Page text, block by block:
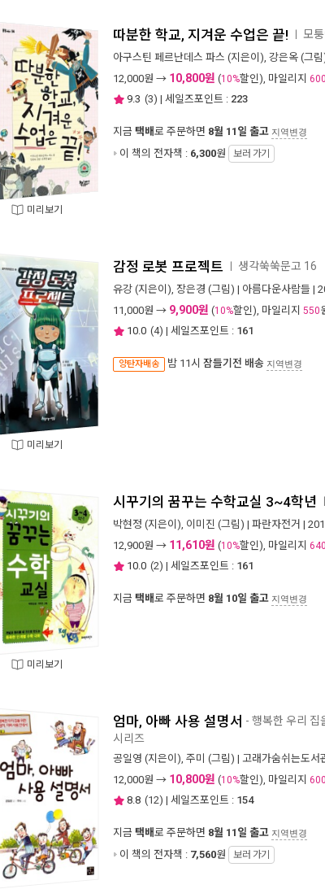
미리보기
따분한 학교, 지겨운 수업은 끝! 모
아구스틴 페르난데스 파스 (지은이), 강은옥 (그림
12,000원 → 10,800원 (10%할인), 마일리지 600
9.3 (3) | 세일즈포인트 : 223
지금 택배로 주문하면 8월 11일 출고 지역변경
이 책의 전자책 : 6,300원 보러 가기
미리보기
감정 로봇 프로젝트 생각쑥쑥문고 16
유강 (지은이), 장은경 (그림) | 아름다운사람들 |
11,000원 → 9,900원 (10%할인), 마일리지 550
10.0 (4) | 세일즈포인트 : 161
양탄자배송 밤 11시 잠들기전 배송 지역변경
미리보기
시꾸기의 꿈꾸는 수학교실 3~4학년
박현정 (지은이), 이미진 (그림) | 파란자전거 |
12,900원 → 11,610원 (10%할인), 마일리지 640
10.0 (2) | 세일즈포인트 : 161
지금 택배로 주문하면 8월 10일 출고 지역변경
엄마, 아빠 사용 설명서 - 행복한 우리 집
시리즈
공일영 (지은이), 주미 (그림) | 고래가숨쉬는도서
12,000원 → 10,800원 (10%할인), 마일리지 600
8.8 (12) | 세일즈포인트 : 154
지금 택배로 주문하면 8월 11일 출고 지역변경
이 책의 전자책 : 7,560원 보러 가기